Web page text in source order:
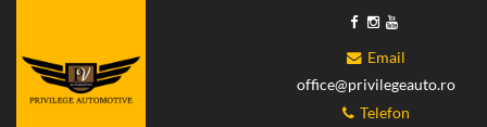
Email
office@privilegeauto.ro
Telefon